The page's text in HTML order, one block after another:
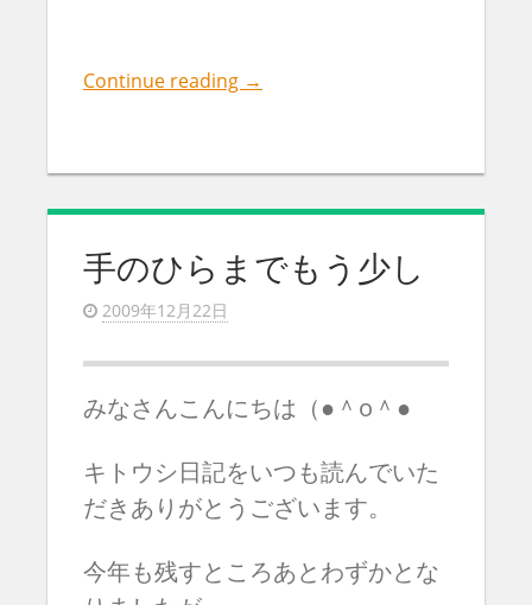
Continue reading →
手のひらまでもう少し
2009年12月22日
みなさんこんにちは（●＾o＾●
キトウシ日記をいつも読んでいた
だきありがとうございます。
今年も残すところあとわずかとな